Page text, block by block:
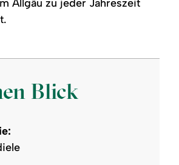
Allgäu zu jeder Jahreszeit
Blick